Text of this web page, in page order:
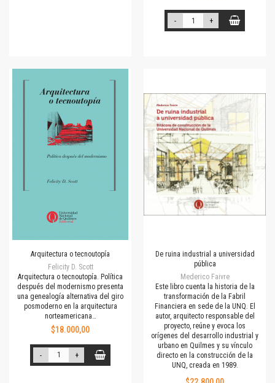
- +
Arquitectura o tecnoutopía
Felicity D. Scott
Arquitectura o tecnoutopía. Política
después del modernismo presenta
una genealogía alternativa del giro
posmoderno en la arquitectura
norteamericana…
$18.000,00
- +
De ruina industrial a universidad
pública
Mederico Faivre
Este libro cuenta la historia de la
transformación de la Fabril
Financiera en sede de la UNQ. El
autor, arquitecto responsable del
proyecto, reúne y evoca los
orígenes del desarrollo industrial y
urbano en Quilmes y su vínculo
directo en la construcción de la
UNQ, creada en 1989.